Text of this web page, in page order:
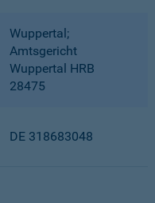
Wuppertal;
Amtsgericht
Wuppertal HRB
28475
DE 318683048